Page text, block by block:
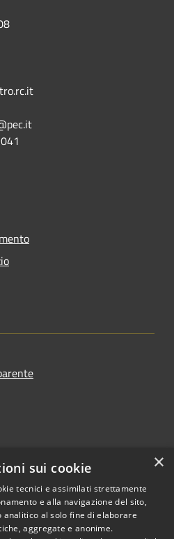
Copyright © 2026 • Comune di
×
sui cookie
tecnici e assimilati strettamente
e alla navigazione del sito,
analitico al solo fine di elaborare
aggregate e anonime.